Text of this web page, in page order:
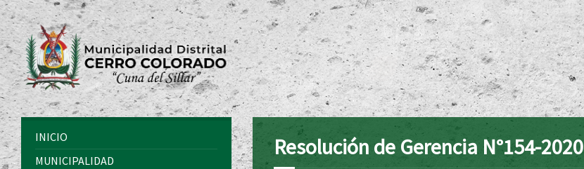
Resolución de Gerencia N°154-2020
INICIO
MUNICIPALIDAD